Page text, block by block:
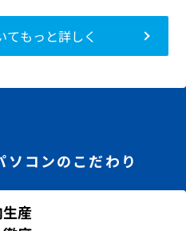
てもっと詳しく
ソコンのこだわり
産